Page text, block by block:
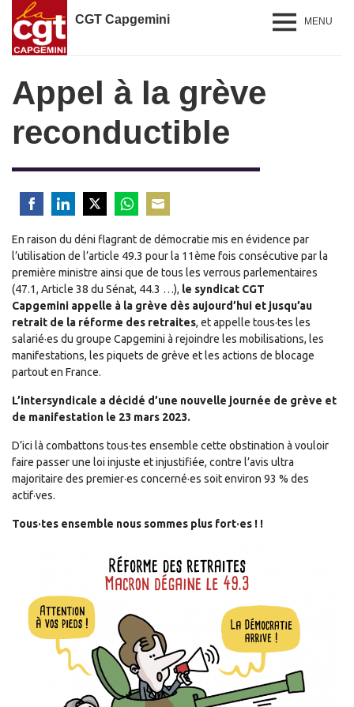
CGT Capgemini MENU
Appel à la grève
reconductible
on
Facebook
on
LinkedIn
on
Twitter
on
WhatsApp
on
Email
En raison du déni flagrant de démocratie mis en évidence par
l’utilisation de l’article 49.3 pour la 11ème fois consécutive par la
première ministre ainsi que de tous les verrous parlementaires
(47.1, Article 38 du Sénat, 44.3 …), le syndicat CGT
Capgemini appelle à la grève dès aujourd’hui et jusqu’au
retrait de la réforme des retraites, et appelle tous·tes les
salarié·es du groupe Capgemini à rejoindre les mobilisations, les
manifestations, les piquets de grève et les actions de blocage
partout en France.
L’intersyndicale a décidé d’une nouvelle journée de grève et
de manifestation le 23 mars 2023.
D’ici là combattons tous·tes ensemble cette obstination à vouloir
faire passer une loi injuste et injustifiée, contre l’avis ultra
majoritaire des premier·es concerné·es soit environ 93 % des
actif·ves.
Tous·tes ensemble nous sommes plus fort·es ! !